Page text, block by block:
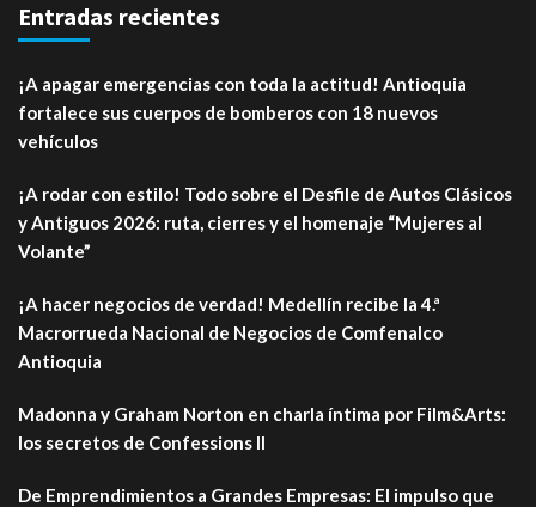
Entradas recientes
¡A apagar emergencias con toda la actitud! Antioquia
fortalece sus cuerpos de bomberos con 18 nuevos
vehículos
¡A rodar con estilo! Todo sobre el Desfile de Autos Clásicos
y Antiguos 2026: ruta, cierres y el homenaje “Mujeres al
Volante”
¡A hacer negocios de verdad! Medellín recibe la 4.ª
Macrorrueda Nacional de Negocios de Comfenalco
Antioquia
Madonna y Graham Norton en charla íntima por Film&Arts:
los secretos de Confessions II
De Emprendimientos a Grandes Empresas: El impulso que